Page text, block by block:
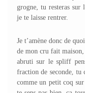
grogne, tu resteras
je te laisse rentrer.
Je t’amène donc de
de mon cru fait
abruti sur le spliff
fraction de seconde, tu
comme un petit coq